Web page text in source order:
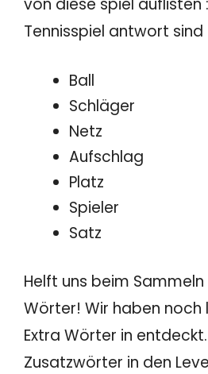
von diese spiel auflisten
Tennisspiel antwort sind
Ball
Schläger
Netz
Aufschlag
Platz
Spieler
Satz
Helft uns beim Sammeln
Wörter! Wir haben
Extra Wörter in
Zusatzwörter in den